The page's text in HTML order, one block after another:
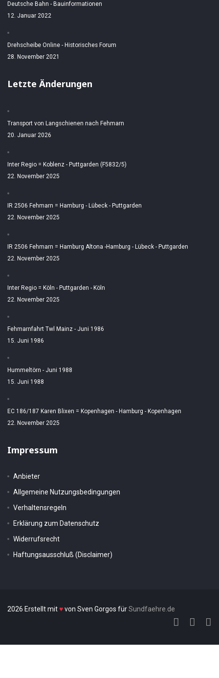
Deutsche Bahn - Bauinformationen
12. Januar 2022
Drehscheibe Online - Historisches Forum
28. November 2021
Letzte Änderungen
Transport von Langschienen nach Fehmarn
20. Januar 2026
Inter Regio = Koblenz - Puttgarden (F5832/5)
22. November 2025
IR 2506 Fehmarn = Hamburg - Lübeck - Puttgarden
22. November 2025
IR 2506 Fehmarn = Hamburg Altona -Hamburg - Lübeck - Puttgarden
22. November 2025
Inter Regio = Köln - Puttgarden - Köln
22. November 2025
Fehmarnfahrt Twl Mainz - Juni 1986
15. Juni 1986
Hummeltörn - Juni 1988
15. Juni 1988
EC 186/187 Karen Blixen = Kopenhagen - Hamburg - Kopenhagen
22. November 2025
Impressum
Anbieter
Allgemeine Nutzungsbedingungen
Verhaltensregeln
Erklärung zum Datenschutz
Widerrufsrecht
Haftungsausschluß (Disclaimer)
2026 Erstellt mit♥von Sven Gorgos fürSundfaehre.de